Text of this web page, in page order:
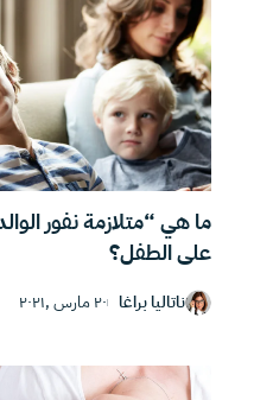
ما هي “متلازمة نفور
على الطفل؟
ناتاليا براغا ٢٠ مارس ,٢٠٢١